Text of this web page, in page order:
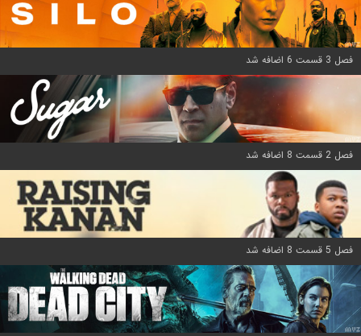
فصل 3 قسمت 6 اضافه شد
فصل 2 قسمت 8 اضافه شد
فصل 5 قسمت 8 اضافه شد